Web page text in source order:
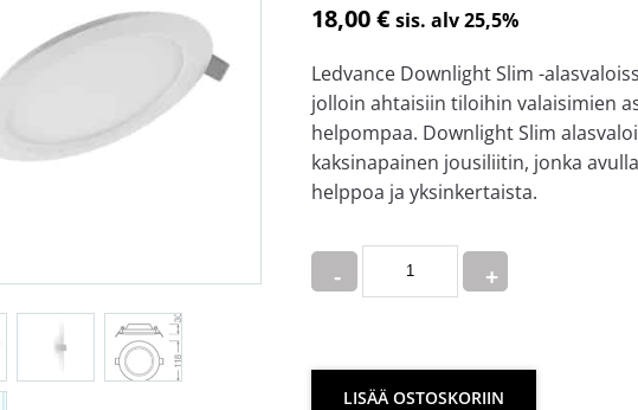
18,00€ sis. alv 25,5%
Ledvance Downlight Slim -
jolloin ahtaisiin tiloihin valaisimien
helpompaa. Downlight Slim
kaksinapainen jousiliitin, jonka
helppoa ja yksinkertaista.
Quantity
LISÄÄ OSTOSKORIIN